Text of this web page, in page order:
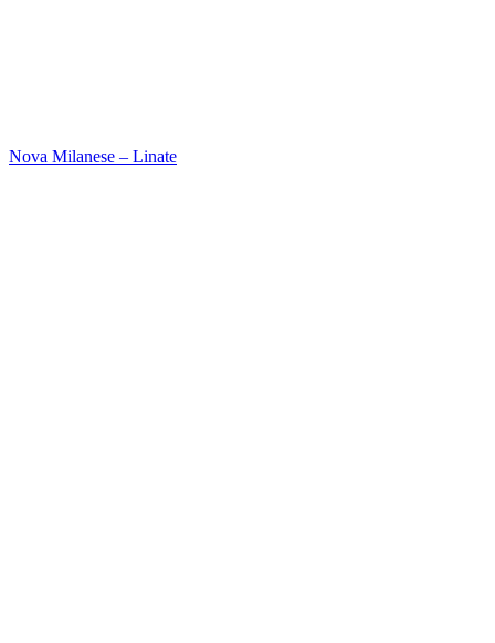
Nova Milanese – Linate